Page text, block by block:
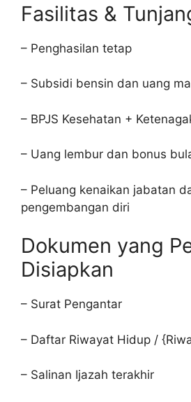
Fasilitas &
– Penghasilan tetap
– Subsidi bensin dan uang
– BPJS Kesehatan +
– Uang lembur dan bonus
– Peluang kenaikan jabatan
pengembangan diri
Dokumen yang
Disiapkan
– Surat Pengantar
– Daftar Riwayat Hidup /
– Salinan Ijazah terakhir